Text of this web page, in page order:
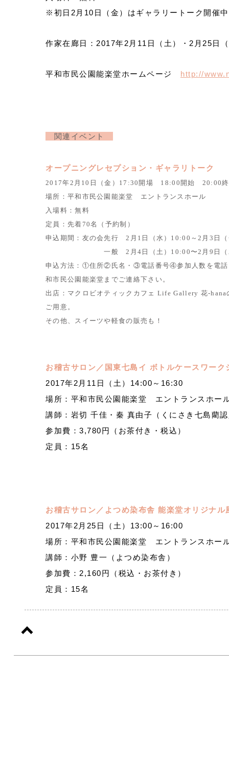
※初日2月10日（金）はギャラリートーク開催
作家在廊日：2017年2月11日（土）・2月25日
平和市民公園能楽堂ホームページ http://
関連イベント
オープニングレセプション・ギャラリトーク
2017年2月10日（金）17:30開場 18:00開始 20:00
場所：平和市民公園能楽堂 エントランスホール
入場料：無料
定員：先着70名（予約制）
申込期間：友の会先行 2月1日（水）10:00～2月3日
一般 2月4日（土）10:00〜2月9日（木
申込方法：①住所②氏名・③電話番号④参加人数を電話
和市民公園能楽堂までご連絡下さい。
出店：マクロビオティックカフェ Life Gallery 花-
ご用意。
その他、スイーツや軽食の販売も！
お稽古サロン／国東七島イ ボトルケースワーク
2017年2月11日（土）14:00～16:30
場所：平和市民公園能楽堂 エントランスホー
講師：岩切 千佳・秦 真由子（くにさき七島藺
参加費：3,780円（お茶付き・税込）
定員：15名
お稽古サロン／よつめ染布舎 能楽堂オリジナル
2017年2月25日（土）13:00～16:00
場所：平和市民公園能楽堂 エントランスホー
講師：小野 豊一（よつめ染布舎）
参加費：2,160円（税込・お茶付き）
定員：15名